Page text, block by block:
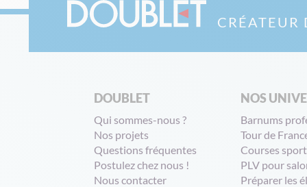
DOUBLET
Qui sommes-nous ?
Nos projets
Questions fréquentes
Postulez chez nous !
Nous contacter
NOS
Barnums
Tour de
Courses
PLV pour
Préparer les